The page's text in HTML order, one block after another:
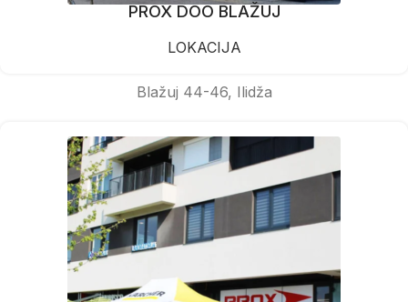
PROX DOO BLAŽUJ
LOKACIJA
Blažuj 44-46, Ilidža